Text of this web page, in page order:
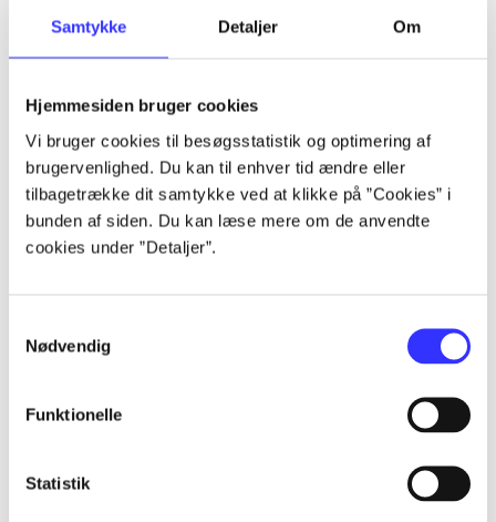
Samtykke Detaljer Om
Hjemmesiden bruger cookies
Vi bruger cookies til besøgsstatistik og optimering af
brugervenlighed. Du kan til enhver tid ændre eller
tilbagetrække dit samtykke ved at klikke på ”Cookies” i
bunden af siden. Du kan læse mere om de anvendte
cookies under ”Detaljer”.
Nødvendig
Funktionelle
Statistik
Artikler
...
...
...
...